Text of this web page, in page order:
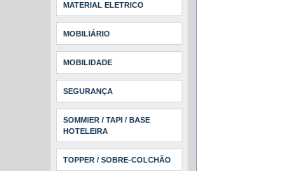
MATERIAL ELETRICO
MOBILIÁRIO
MOBILIDADE
SEGURANÇA
SOMMIER / TAPI / BASE
HOTELEIRA
TOPPER / SOBRE-COLCHÃO